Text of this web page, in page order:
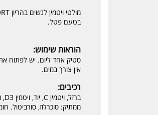
מולטי ויטמין לנשים בהריון COMFORT – הדרך החדשה, הטעימה והנוחה לצריכת מולטי ויטמין בהיריון.
בטעם פטל.
הוראות שימוש:
סטיק אחד ליום. יש לפתוח
אין צורך במים.
רכיבים:
ברזל, ויטמין C, יוד, ויטמין D3, ויטמין B12, חומצה פולית.
ממתיק: סוכרלוז, סורביטול.